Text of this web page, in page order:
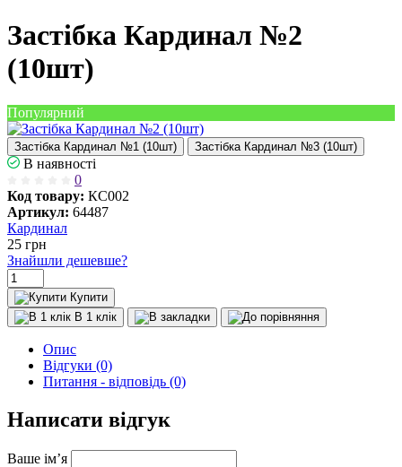
Застібка Кардинал №2
(10шт)
Популярний
Застібка Кардинал №1 (10шт) Застібка Кардинал №3 (10шт)
В наявності
0
Код товару: КС002
Артикул: 64487
Кардинал
25 грн
Знайшли дешевше?
Купити
В 1 клік
Опис
Відгуки (0)
Питання - відповідь (0)
Написати відгук
Ваше ім’я